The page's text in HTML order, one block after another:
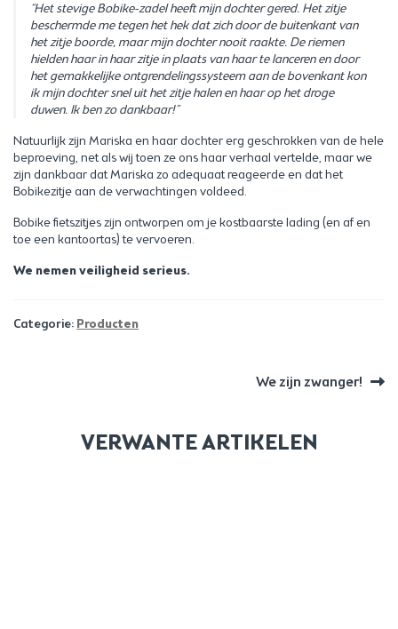
“Het stevige Bobike-zadel heeft mijn dochter gered. Het zitje
beschermde me tegen het hek dat zich door de buitenkant van
het zitje boorde, maar mijn dochter nooit raakte. De riemen
hielden haar in haar zitje in plaats van haar te lanceren en door
het gemakkelijke ontgrendelingssysteem aan de bovenkant kon
ik mijn dochter snel uit het zitje halen en haar op het droge
duwen. Ik ben zo dankbaar!”
Natuurlijk zijn Mariska en haar dochter erg geschrokken van de hele
beproeving, net als wij toen ze ons haar verhaal vertelde, maar we
zijn dankbaar dat Mariska zo adequaat reageerde en dat het
Bobikezitje aan de verwachtingen voldeed.
Bobike fietszitjes zijn ontworpen om je kostbaarste lading (en af en
toe een kantoortas) te vervoeren.
We nemen veiligheid serieus.
Categorie: Producten
Volgend
We zijn zwanger!
VERWANTE ARTIKELEN